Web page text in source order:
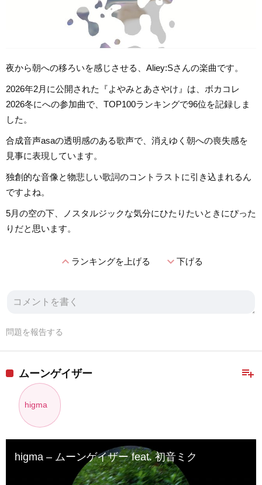
夜から朝への移ろいを感じさせる、Aliey:Sさんの楽曲です。
2026年2月に公開された『よやみとあさやけ』は、ボカコレ
2026冬にへの参加曲で、TOP100ランキングで96位を記録しま
した。
合成音声asaの透明感のある歌声で、消えゆく朝への喪失感を
見事に表現しています。
独創的な音像と物悲しい歌詞のコントラストに引き込まれるん
ですよね。
5月の空の下、ノスタルジックな気分にひたりたいときにぴった
りだと思います。
expand_lessランキングを上げる expand_more下げる
問題を報告する
playlist_add
ムーンゲイザー
higma
higma – ムーンゲイザー feat. 初音ミク